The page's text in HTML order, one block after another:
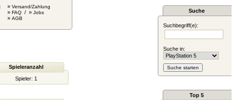
» Versand/Zahlung
» FAQ / » Jobs
» AGB
Spieleranzahl
Spieler: 1
Suche
Suchbegriff(e):
Suche in:
Top 5